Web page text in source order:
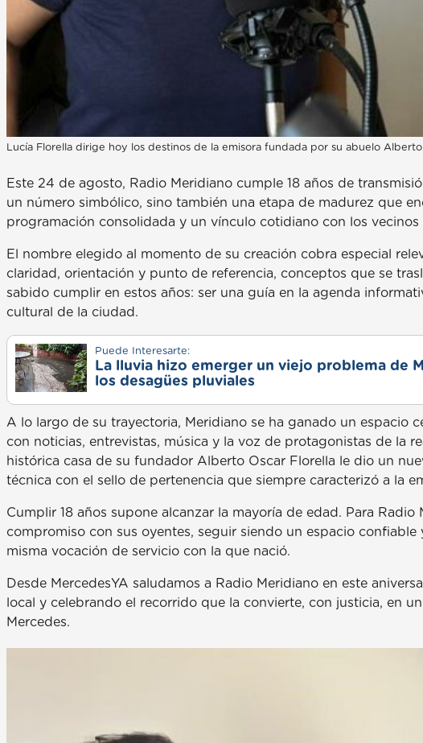
Lucía Florella dirige hoy los destinos de la emisora fundada por su abuelo Alberto.
Este 24 de agosto, Radio Meridiano cumple 18 años de
un número simbólico, sino también una etapa de madurez que
programación consolidada y un vínculo cotidiano con los vecinos
El nombre elegido al momento de su creación cobra especial
claridad, orientación y punto de referencia, conceptos que se
sabido cumplir en estos años: ser una guía en la agenda
cultural de la ciudad.
Puede Interesarte:
La lluvia hizo emerger un viejo problema de
los desagües pluviales
A lo largo de su trayectoria, Meridiano se ha ganado un espacio
con noticias, entrevistas, música y la voz de protagonistas de la
histórica casa de su fundador Alberto Oscar Florella le dio un
técnica con el sello de pertenencia que siempre caracterizó a la
Cumplir 18 años supone alcanzar la mayoría de edad. Para
compromiso con sus oyentes, seguir siendo un espacio
misma vocación de servicio con la que nació.
Desde MercedesYA saludamos a Radio Meridiano en este
local y celebrando el recorrido que la convierte, con justicia, en
Mercedes.